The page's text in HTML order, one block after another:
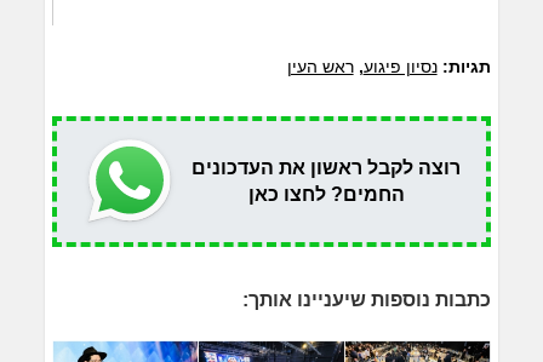
תגיות:נסיון פיגוע,ראש העין
רוצה לקבל ראשון את העדכונים
החמים? לחצו כאן
כתבות נוספות שיעניינו אותך: